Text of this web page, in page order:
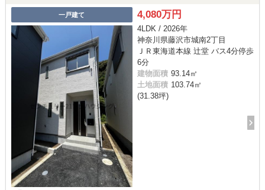
一戸建て 4,080万円
4LDK / 2026年
神奈川県藤沢市城南2丁目
ＪＲ東海道本線 辻堂 バス4分停歩
6分
建物面積 93.14㎡
土地面積 103.74㎡
(31.38坪)